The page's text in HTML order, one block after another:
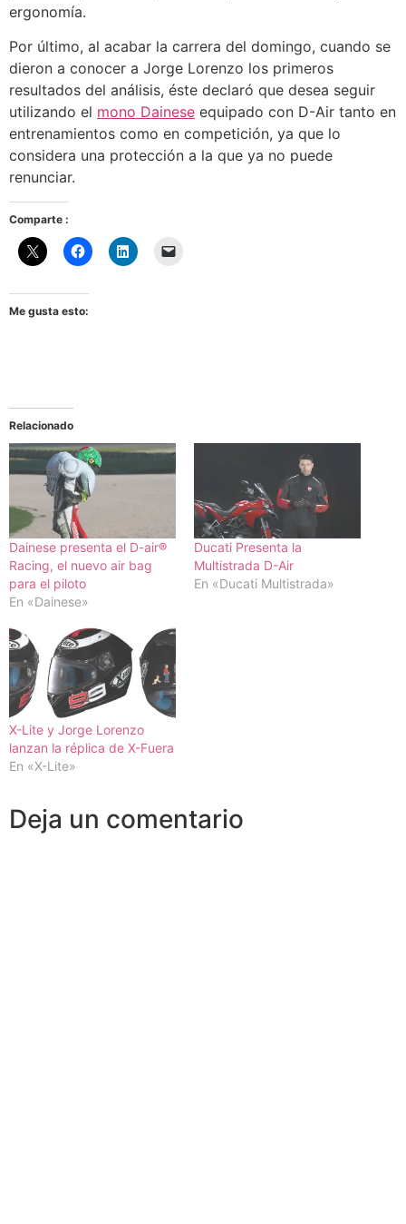
ergonomía.
Por último, al acabar la carrera del domingo, cuando se
dieron a conocer a Jorge Lorenzo los primeros
resultados del análisis, éste declaró que desea seguir
utilizando el mono Dainese equipado con D-Air tanto en
entrenamientos como en competición, ya que lo
considera una protección a la que ya no puede
renunciar.
Comparte :
Me gusta esto:
Relacionado
Dainese presenta el D-air®
Racing, el nuevo air bag
para el piloto
En «Dainese»
Ducati Presenta la
Multistrada D-Air
En «Ducati Multistrada»
X-Lite y Jorge Lorenzo
lanzan la réplica de X-Fuera
En «X-Lite»
Deja un comentario